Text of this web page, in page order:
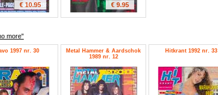
€ 10.95 € 9.95
more"
1997 nr. 30
Metal Hammer & Aardschok
1989 nr. 12
Hitkrant 1992 nr. 33